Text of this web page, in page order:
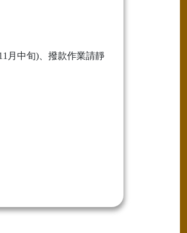
月中旬)、撥款作業請靜